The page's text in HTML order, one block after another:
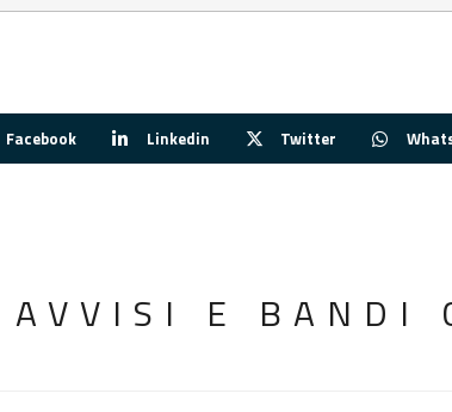
Facebook Linkedin Twitter
AVVISI E BANDI